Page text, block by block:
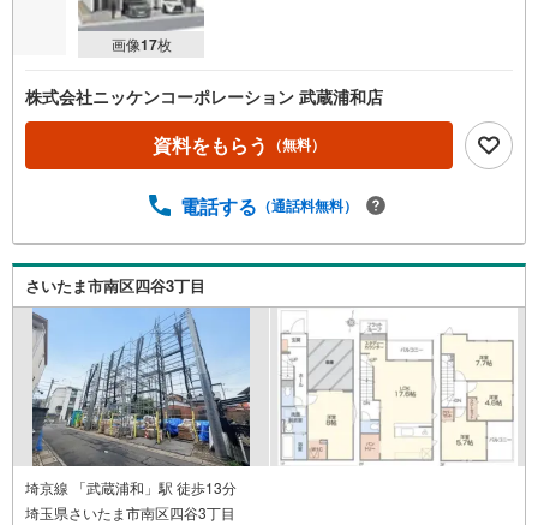
画像17枚
株式会社ニッケンコーポレーション 武蔵浦和店
資料をもらう （無料）
電話する （通話料無料）
さいたま市南区四谷3丁目
埼京線 「武蔵浦和」駅 徒歩13分
埼玉県さいたま市南区四谷3丁目